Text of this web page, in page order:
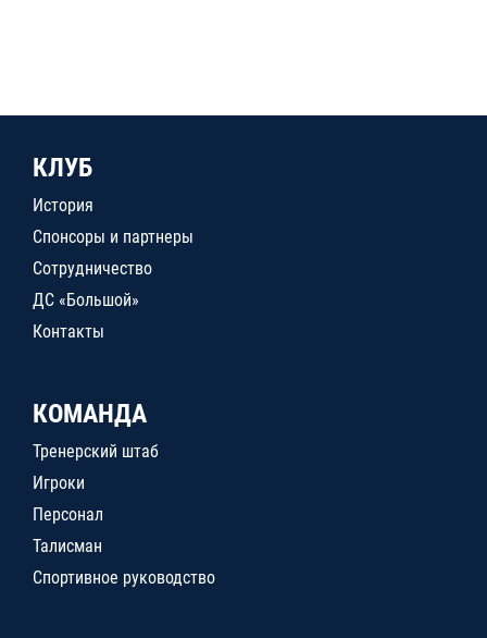
КЛУБ
История
Спонсоры и партнеры
Сотрудничество
ДС «Большой»
Контакты
КОМАНДА
Тренерский штаб
Игроки
Персонал
Талисман
Спортивное руководство